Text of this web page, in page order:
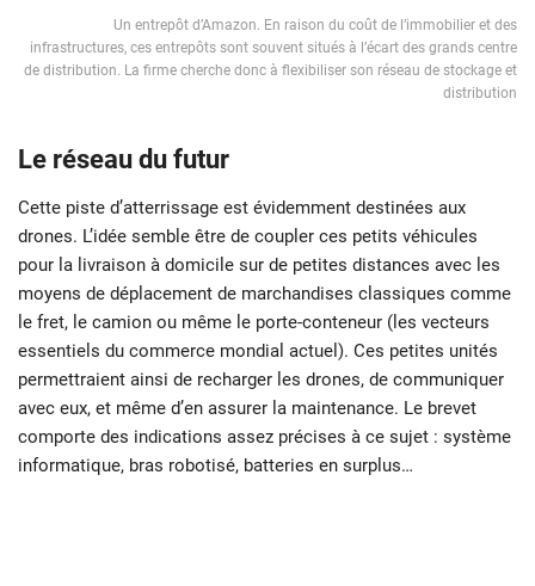
Un entrepôt d’Amazon. En raison du coût de l’immobilier et des
infrastructures, ces entrepôts sont souvent situés à l’écart des grands centre
de distribution. La firme cherche donc à flexibiliser son réseau de stockage et
distribution
Le réseau du futur
Cette piste d’atterrissage est évidemment destinées aux
drones. L’idée semble être de coupler ces petits véhicules
pour la livraison à domicile sur de petites distances avec les
moyens de déplacement de marchandises classiques comme
le fret, le camion ou même le porte-conteneur (les vecteurs
essentiels du commerce mondial actuel). Ces petites unités
permettraient ainsi de recharger les drones, de communiquer
avec eux, et même d’en assurer la maintenance. Le brevet
comporte des indications assez précises à ce sujet : système
informatique, bras robotisé, batteries en surplus…